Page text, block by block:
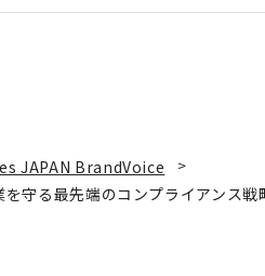
JAPAN BrandVoice
守る最先端のコンプライアンス戦